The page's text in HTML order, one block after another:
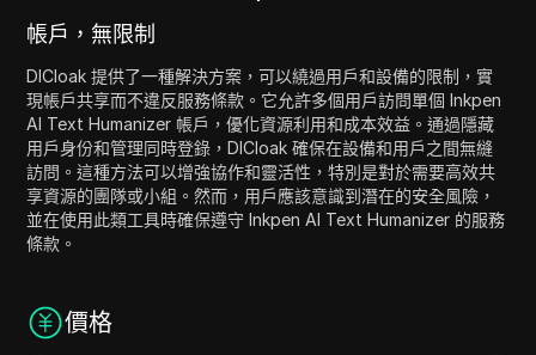
帳戶，無限制
DICloak 提供了一種解決方案，可以繞過用戶和設備的限制，實
現帳戶共享而不違反服務條款。它允許多個用戶訪問單個 Inkpen
AI Text Humanizer 帳戶，優化資源利用和成本效益。通過隱藏
用戶身份和管理同時登錄，DICloak 確保在設備和用戶之間無縫
訪問。這種方法可以增強協作和靈活性，特別是對於需要高效共
享資源的團隊或小組。然而，用戶應該意識到潛在的安全風險，
並在使用此類工具時確保遵守 Inkpen AI Text Humanizer 的服務
條款。
價格